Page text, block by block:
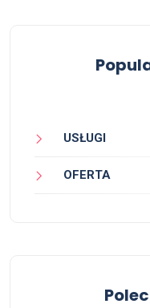
USŁUGI
OFERTA